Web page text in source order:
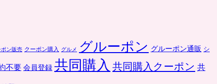
ポン販売 クーポン購入 グルメ グルーポン グルーポン通販 シ
不要 会員登録 共同購入 共同購入クーポン 共